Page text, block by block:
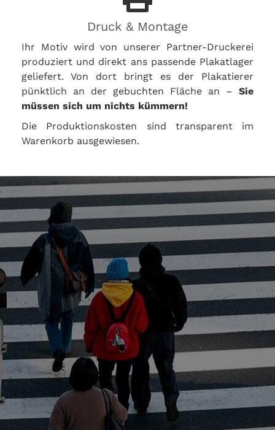
Druck & Montage
Ihr Motiv wird von unserer Partner-Druckerei
produziert und direkt ans passende Plakatlager
geliefert. Von dort bringt es der Plakatierer
pünktlich an der gebuchten Fläche an – Sie
müssen sich um nichts kümmern!
Die Produktionskosten sind transparent im
Warenkorb ausgewiesen.